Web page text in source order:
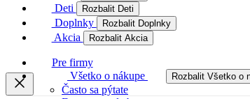
Deti Rozbalit Deti
Doplnky Rozbalit Doplnky
Akcia Rozbalit Akcia
Pre firmy
Všetko o nákupe
Rozbalit Všetko o
Často sa pýtate